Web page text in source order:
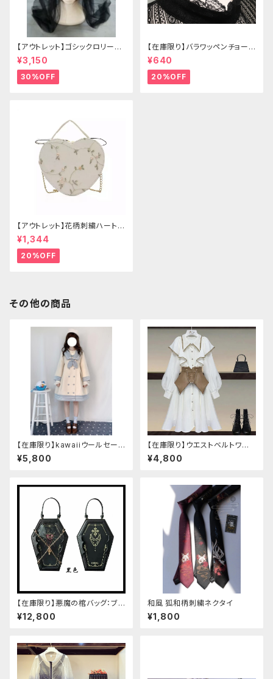
【アウトレット】ゴシックロリータ
ゴールドクラウン＆ホーン(ヴェ
ール付き)
¥3,150
30%OFF
【在庫限り】バラワッペンチョーカ
ー
¥640
20%OFF
【アウトレット】花柄刺繍ハートバ
ッグ
¥1,344
20%OFF
その他の商品
【在庫限り】kawaiiウールセーラ
ージャケット(胸元リボン付き) M
サイズ
¥5,800
【在庫限り】ウエストベルトワン
ピースセットアップ（Mサイズ
¥4,800
【在庫限り】悪魔の棺バッグ：ブラ
ック
¥12,800
和風 狐和柄刺繍ネクタイ
¥1,800